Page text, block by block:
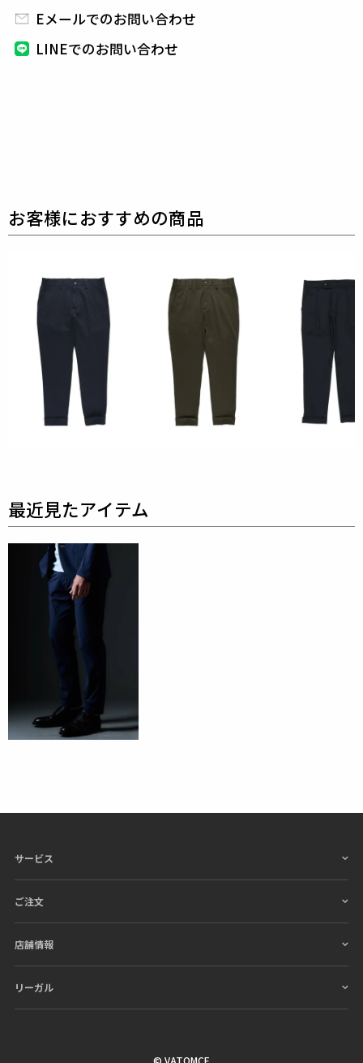
サラリとしたパウダリーなタッチと着心地の良いスト
レッチ性が特徴の ナイロン×ポリウレタンの2WAYス
トレッチタフタです。 ナチュラルな表情感と微光沢感
Eメールでのお問い合わせ
LINEでのお問い合わせ
サービス
ご注文
店舗情報
リーガル
© VATOMCE